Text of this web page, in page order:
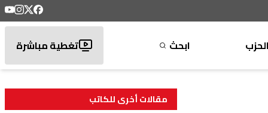
الحزب ابحث تغطية مباشرة
مقالات أخرى للكاتب